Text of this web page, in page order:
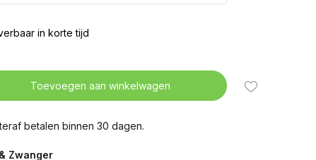
in korte tijd
Toevoegen aan winkelwagen
betalen binnen 30 dagen.
Zwanger